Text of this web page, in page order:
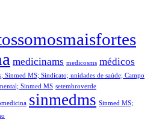
medicinams medicosms médicos
Sinmed MS; Sindicato; unidades de saúde; Campo
Sinmed MS setembroverde
sinmedms Sinmed MS;